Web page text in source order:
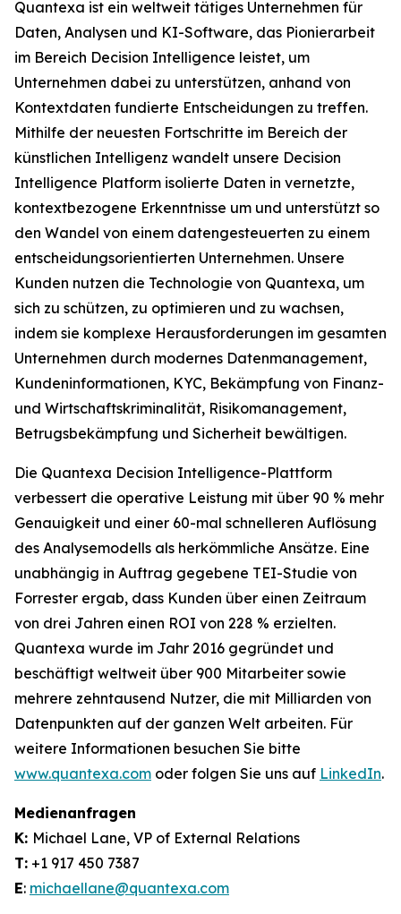
Quantexa ist ein weltweit tätiges Unternehmen für
Daten, Analysen und KI-Software, das Pionierarbeit
im Bereich Decision Intelligence leistet, um
Unternehmen dabei zu unterstützen, anhand von
Kontextdaten fundierte Entscheidungen zu treffen.
Mithilfe der neuesten Fortschritte im Bereich der
künstlichen Intelligenz wandelt unsere Decision
Intelligence Platform isolierte Daten in vernetzte,
kontextbezogene Erkenntnisse um und unterstützt so
den Wandel von einem datengesteuerten zu einem
entscheidungsorientierten Unternehmen. Unsere
Kunden nutzen die Technologie von Quantexa, um
sich zu schützen, zu optimieren und zu wachsen,
indem sie komplexe Herausforderungen im gesamten
Unternehmen durch modernes Datenmanagement,
Kundeninformationen, KYC, Bekämpfung von Finanz-
und Wirtschaftskriminalität, Risikomanagement,
Betrugsbekämpfung und Sicherheit bewältigen.
Die Quantexa Decision Intelligence-Plattform
verbessert die operative Leistung mit über 90 % mehr
Genauigkeit und einer 60-mal schnelleren Auflösung
des Analysemodells als herkömmliche Ansätze. Eine
unabhängig in Auftrag gegebene TEI-Studie von
Forrester ergab, dass Kunden über einen Zeitraum
von drei Jahren einen ROI von 228 % erzielten.
Quantexa wurde im Jahr 2016 gegründet und
beschäftigt weltweit über 900 Mitarbeiter sowie
mehrere zehntausend Nutzer, die mit Milliarden von
Datenpunkten auf der ganzen Welt arbeiten. Für
weitere Informationen besuchen Sie bitte
www.quantexa.com oder folgen Sie uns auf LinkedIn.
Medienanfragen
K: Michael Lane, VP of External Relations
T: +1 917 450 7387
E: michaellane@quantexa.com